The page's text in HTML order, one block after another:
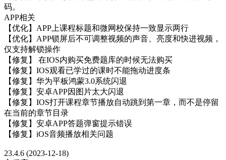
码。
APP相关
【优化】APP上课程标题和微网校保持一致显示两行
【优化】APP锁屏后不可调整视频的声音、亮度和快进视频，
仅支持解锁操作
【修复】 在IOS内购买免费题库的时候无法购买
【修复】IOS观看已学过的课时不能拖动进度条
【修复】华为平板鸿蒙3.0系统闪退
【修复】安卓APP因图片太大闪退
【修复】IOS打开课程章节播放自动跳到第一章，而不是停留
在当前的章节目录
【修复】安卓APP答题弹窗提示错误
【修复】iOS音频播放相关问题
23.4.6 (2023-12-18)